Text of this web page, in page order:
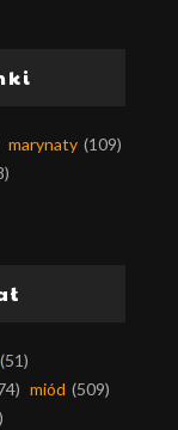
marynaty (109)
(51)
miód (509)